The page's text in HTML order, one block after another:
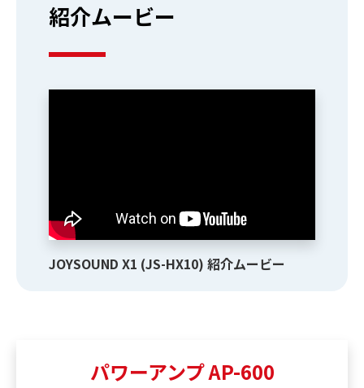
紹介ムービー
JOYSOUND X1 (JS-HX10) 紹介ムービー
パワーアンプ AP-600